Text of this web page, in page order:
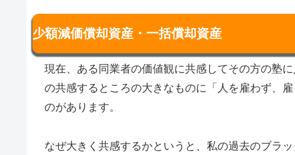
少額減価償却資産・一括償却資産
現在、ある同業者の価値観に共感してその方の塾
の共感するところの大きなものに「人を雇わず、
のがあります。
なぜ大きく共感するかというと、私の過去のブラ